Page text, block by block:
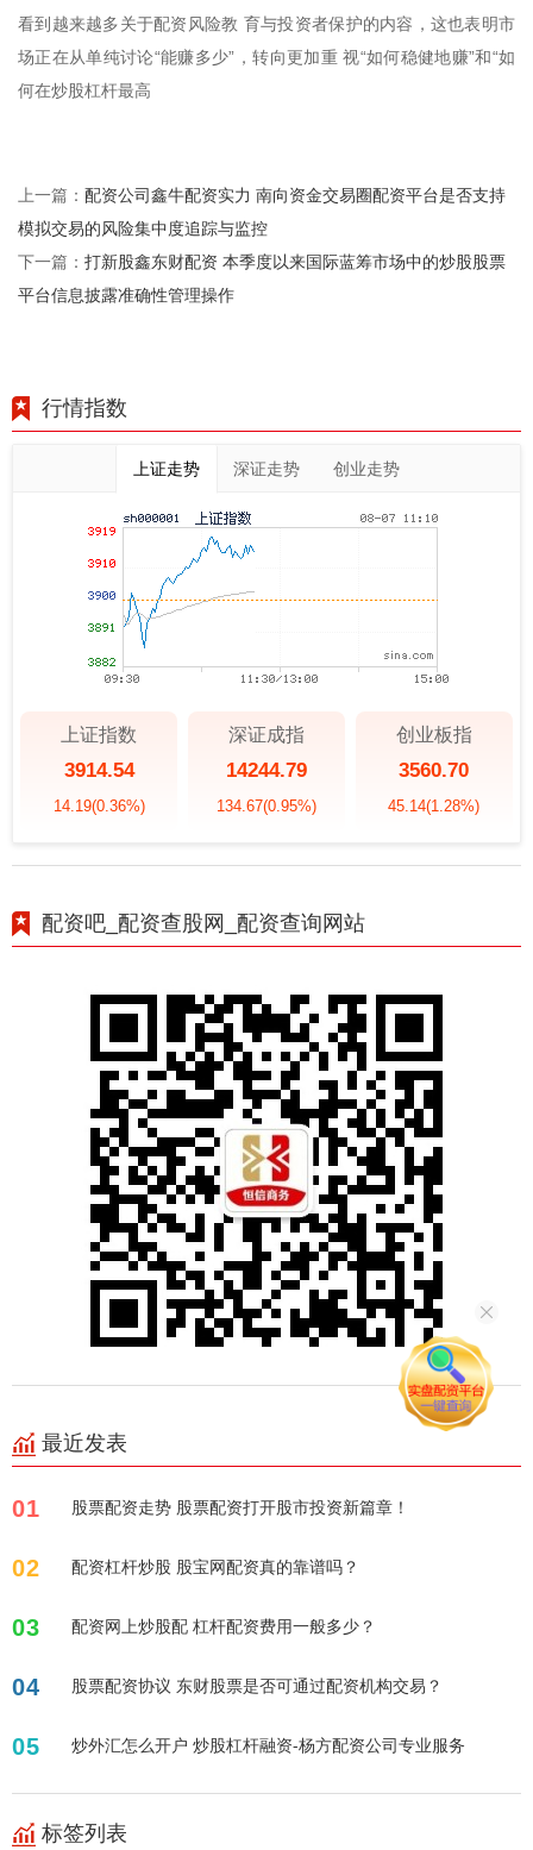
看到越来越多关于配资风险教 育与投资者保护的内容，这也表明市
场正在从单纯讨论“能赚多少”，转向更加重 视“如何稳健地赚”和“如
何在炒股杠杆最高
上一篇： 配资公司鑫牛配资实力 南向资金交易圈配资平台是否支持
模拟交易的风险集中度追踪与监控
下一篇： 打新股鑫东财配资 本季度以来国际蓝筹市场中的炒股股票
平台信息披露准确性管理操作
行情指数
上证走势 深证走势 创业走势
上证指数
3914.54
14.19(0.36%)
深证成指
14244.79
134.67(0.95%)
创业板指
3560.70
45.14(1.28%)
配资吧_配资查股网_配资查询网站
最近发表
01 股票配资走势 股票配资打开股市投资新篇章！
02 配资杠杆炒股 股宝网配资真的靠谱吗？
03 配资网上炒股配 杠杆配资费用一般多少？
04 股票配资协议 东财股票是否可通过配资机构交易？
05 炒外汇怎么开户 炒股杠杆融资-杨方配资公司专业服务
标签列表